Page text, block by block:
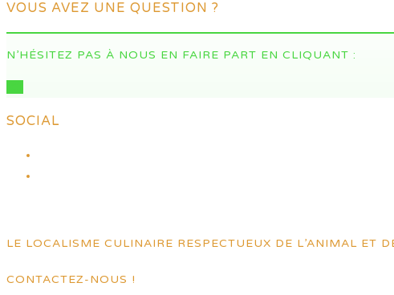
VOUS AVEZ UNE QUESTION ?
N’HÉSITEZ PAS À NOUS EN FAIRE PART EN CLIQUANT :
SOCIAL
LE LOCALISME CULINAIRE RESPECTUEUX DE L’ANIMAL ET
CONTACTEZ-NOUS !